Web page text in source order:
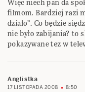
Więc niech pan da
filmom. Bardziej razi
działo”. Co będzie
nie było zabijania? to
pokazywane tez w
Anglistka
17 LISTOPADA 2008 8:50